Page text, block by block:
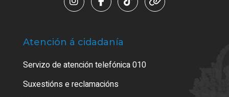
Atención á cidadanía
Servizo de atención telefónica 010
Suxestións e reclamacións